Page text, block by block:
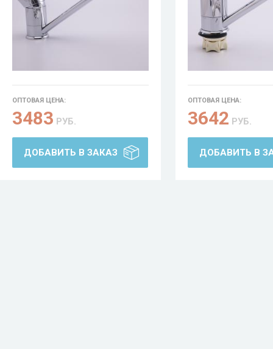
ОПТОВАЯ ЦЕНА:
3483 РУБ.
ДОБАВИТЬ В ЗАКАЗ
ОПТОВАЯ ЦЕНА:
3642 РУБ.
ДОБАВИТЬ В